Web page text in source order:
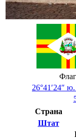
Флаг
26°41′24″
Страна
Штат